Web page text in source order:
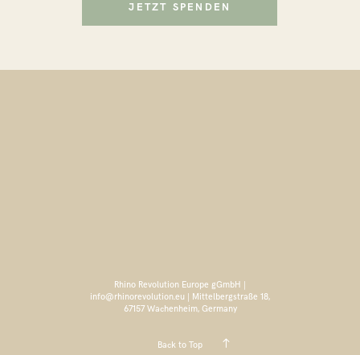
JETZT SPENDEN
Rhino Revolution Europe gGmbH |
info@rhinorevolution.eu | Mittelbergstraße 18,
67157 Wachenheim, Germany
Back to Top